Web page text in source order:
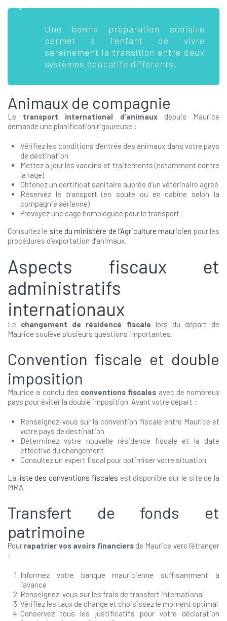
Une bonne préparation scolaire
permet à l’enfant de vivre
sereinement la transition entre deux
systèmes éducatifs différents.
Animaux de compagnie
Le transport international d’animauxdepuis Maurice
demande une planification rigoureuse :
Vérifiez les conditions d’entrée des animaux dans votre pays
de destination
Mettez à jour les vaccins et traitements (notamment contre
la rage)
Obtenez un certificat sanitaire auprès d’un vétérinaire agréé
Réservez le transport (en soute ou en cabine selon la
compagnie aérienne)
Prévoyez une cage homologuée pour le transport
Consultez le site du ministère de l’Agriculture mauricien pour les
procédures d’exportation d’animaux.
Aspects fiscaux et
administratifs
internationaux
Le changement de résidence fiscale lors du départ de
Maurice soulève plusieurs questions importantes.
Convention fiscale et double
imposition
Maurice a conclu des conventions fiscales avec de nombreux
pays pour éviter la double imposition. Avant votre départ :
Renseignez-vous sur la convention fiscale entre Maurice et
votre pays de destination
Déterminez votre nouvelle résidence fiscale et la date
effective du changement
Consultez un expert fiscal pour optimiser votre situation
La liste des conventions fiscales est disponible sur le site de la
MRA.
Transfert de fonds et
patrimoine
Pour rapatrier vos avoirs financiersde Maurice vers l’étranger
:
Informez votre banque mauricienne suffisamment à
l’avance
Renseignez-vous sur les frais de transfert international
Vérifiez les taux de change et choisissez le moment optimal
Conservez tous les justificatifs pour votre déclaration